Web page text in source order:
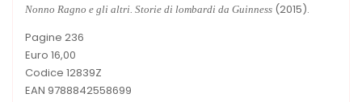
Nonno Ragno e gli altri. Storie di lombardi da Guinness (2015).
Pagine 236
Euro 16,00
Codice 12839Z
EAN 9788842558699